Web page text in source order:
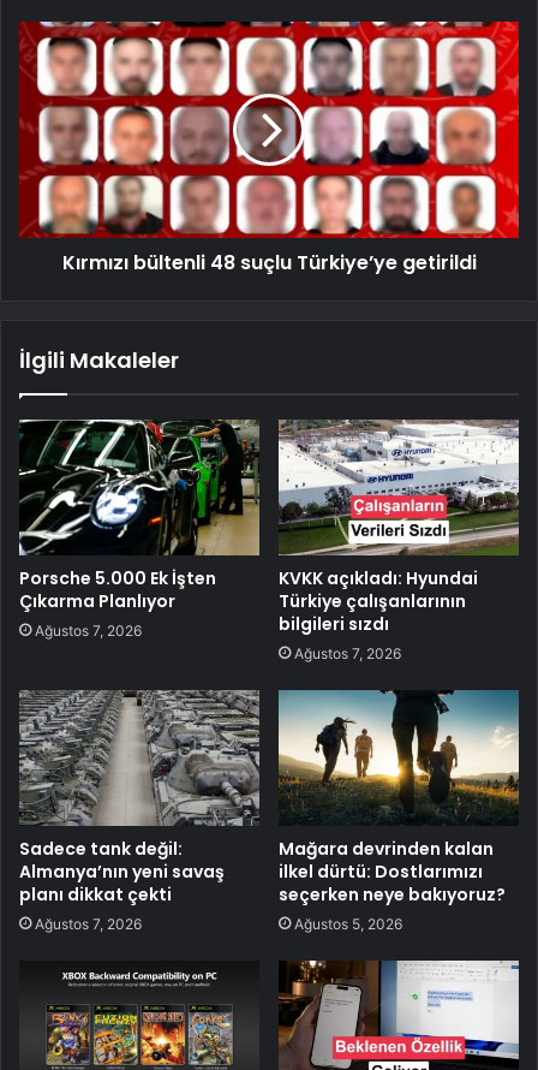
Kırmızı bültenli 48 suçlu Türkiye’ye getirildi
İlgili Makaleler
Porsche 5.000 Ek İşten
Çıkarma Planlıyor
Ağustos 7, 2026
KVKK açıkladı: Hyundai
Türkiye çalışanlarının
bilgileri sızdı
Ağustos 7, 2026
Sadece tank değil:
Almanya’nın yeni savaş
planı dikkat çekti
Ağustos 7, 2026
Mağara devrinden kalan
ilkel dürtü: Dostlarımızı
seçerken neye bakıyoruz?
Ağustos 5, 2026